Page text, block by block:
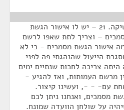
אישור ניהול תקין, זו הסמנטיקה. 21 – יש לו אישור הגשת
– וצריך לתת שאפו לרשם
אישור הגשת מסמכים - כי לא
הייעול שהנהגתי פה לפני
צריכה לחכות שנתיים ימים
מרשם העמותות, ואז להגיע -
עם- - -, ועשינו קיצור.
מסמכים, ואנחנו ניתן לכם
על שולחן הוועדה שמונח.